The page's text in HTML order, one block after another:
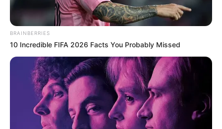
У Новому районі Ужгорода зафіксовано випадок
вандалізму біля одного з фітнес-клубів. Інцидент
стався зранку о 6:25 на вулиці Капушанській, що
BRAINBERRIES
10 Incredible FIFA 2026 Facts You Probably Missed